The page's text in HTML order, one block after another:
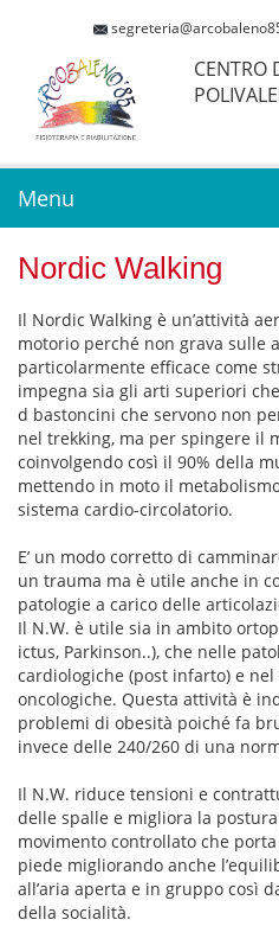
CENTRO
Menu
Nordic Walking
Il Nordic Walking è un’attività
motorio perché non grava sulle
particolarmente efficace come
impegna sia gli arti superiori
d bastoncini che servono non
nel trekking, ma per spingere il
coinvolgendo così il 90% della
mettendo in moto il
sistema cardio-circolatorio.
E’ un modo corretto di
un trauma ma è utile anche in
patologie a carico delle
Il N.W. è utile sia in ambito
ictus, Parkinson..), che nelle
cardiologiche (post infarto) e
oncologiche. Questa attività è
problemi di obesità poiché fa
invece delle 240/260 di una
Il N.W. riduce tensioni e
delle spalle e migliora la
movimento controllato che
piede migliorando anche
all’aria aperta e in gruppo così
della socialità.